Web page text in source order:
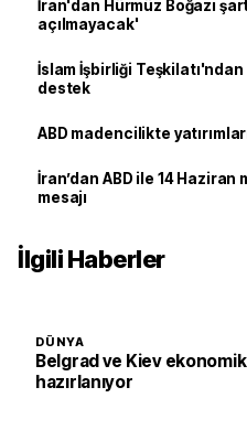
İran'dan Hürmüz Boğazı
açılmayacak'
İslam İşbirliği Teşkilatı'ndan
destek
ABD madencilikte
İran’dan ABD ile 14
mesajı
İlgili Haberler
DÜNYA
Belgrad ve Kiev
hazırlanıyor